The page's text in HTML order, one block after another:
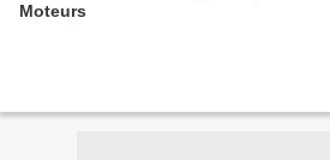
Moteurs